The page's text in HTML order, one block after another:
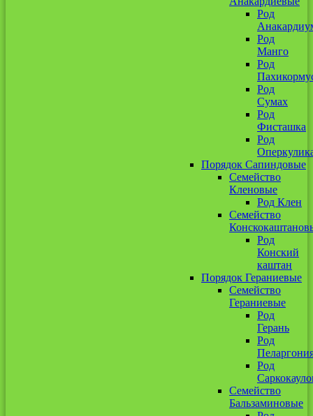
Род
Род
Манго
Род
Род
Сумах
Род
Фисташка
Род
Порядок Сапиндовые
Семейство
Кленовые
Род Клен
Семейство
Род
Конский
каштан
Порядок Гераниевые
Семейство
Гераниевые
Род
Герань
Род
Род
Семейство
Бальзаминовые